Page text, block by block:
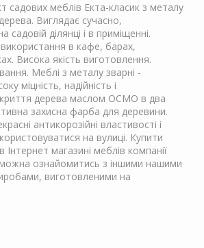
садових меблів Екта-класик з металу
Виглядає сучасно,
садовій ділянці і в приміщенні.
в кафе, барах,
Висока якість виготовлення.
Меблі з металу зварні -
міцність, надійність і
дерева маслом ОСМО в два
захисна фарба для деревини.
антикорозійні властивості і
на вулиці. Купити
магазині меблів компанії
ознайомитись з іншими нашими
виготовленими на